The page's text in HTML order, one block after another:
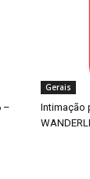
–
Gerais
Intimação